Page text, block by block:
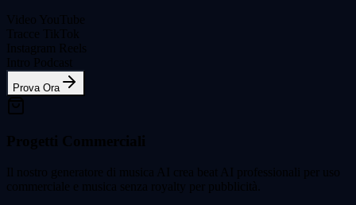
Video YouTube
Tracce TikTok
Instagram Reels
Intro Podcast
Prova Ora
Progetti Commerciali
Il nostro generatore di musica AI crea beat AI professionali per uso
commerciale e musica senza royalty per pubblicità.